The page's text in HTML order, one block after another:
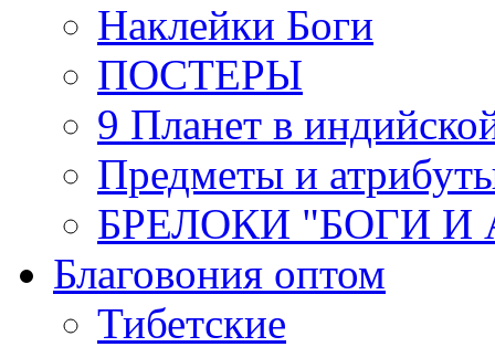
Наклейки Боги
ПОСТЕРЫ
9 Планет в
Предметы и
БРЕЛОКИ "БОГИ И
Благовония оптом
Тибетские